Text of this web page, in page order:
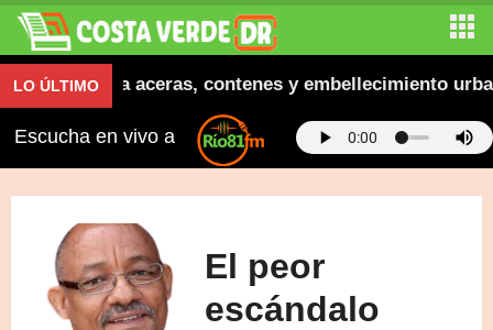
LO ÚLTIMO
inaugura aceras, contenes y embellecimiento
Escucha en vivo a
El peor
escándalo